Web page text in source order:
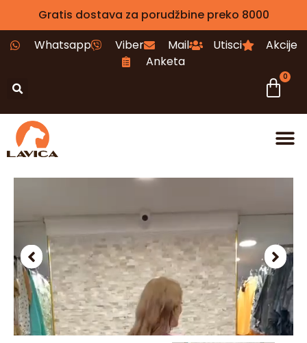
Gratis dostava za porudžbine preko 8000
Whatsapp
Viber Mail Utisci
Akcije
Anketa
0